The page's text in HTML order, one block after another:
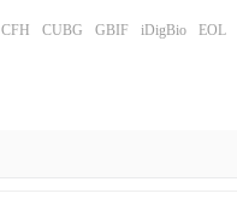
CFH CUBG GBIF iDigBio EOL